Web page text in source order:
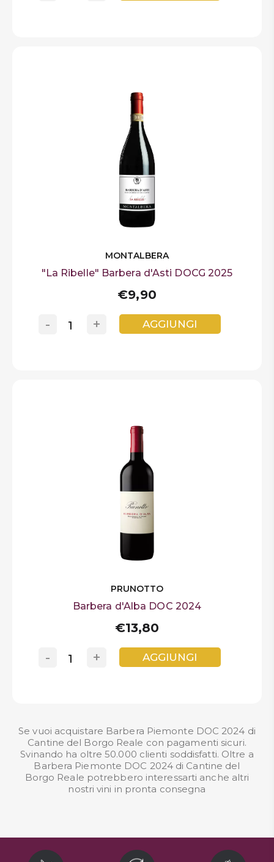
MONTALBERA
"La Ribelle" Barbera d'Asti DOCG 2025
€9,90
+
- AGGIUNGI
PRUNOTTO
Barbera d'Alba DOC 2024
€13,80
+
- AGGIUNGI
Se vuoi acquistare Barbera Piemonte DOC 2024 di
Cantine del Borgo Reale con pagamenti sicuri.
Svinando ha oltre 50.000 clienti soddisfatti. Oltre a
Barbera Piemonte DOC 2024 di Cantine del
Borgo Reale potrebbero interessarti anche altri
nostrivini in pronta consegna